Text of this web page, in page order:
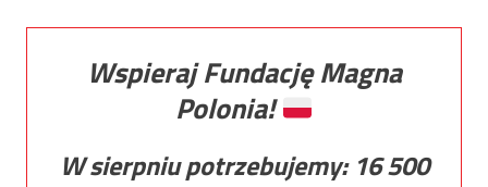
Wspieraj Fundację Magna
Polonia!
W sierpniu potrzebujemy: 16 500